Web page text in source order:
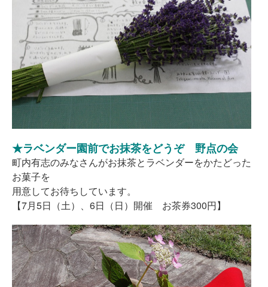
★ラベンダー園前でお抹茶をどうぞ 野点の会
町内有志のみなさんがお抹茶とラベンダーをかたどった
お菓子を
用意してお待ちしています。
【7月5日（土）、6日（日）開催 お茶券300円】